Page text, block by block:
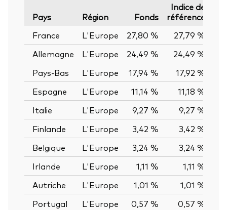
Pays Région Fonds
Indice de
référence
France L'Europe 27,80 % 27,79 %
Allemagne
L'Europe 24,49 % 24,49 %
Pays-Bas
L'Europe 17,94 % 17,92 %
Espagne
L'Europe 11,14 % 11,18 %
Italie
L'Europe 9,27 % 9,27 %
Finlande
L'Europe 3,42 % 3,42 %
Belgique
L'Europe 3,24 % 3,24 %
Irlande
L'Europe 1,11 % 1,11 %
Autriche
L'Europe 1,01 % 1,01 %
Portugal
L'Europe 0,57 % 0,57 %